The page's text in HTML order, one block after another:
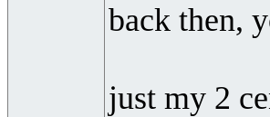
back then,
just my 2